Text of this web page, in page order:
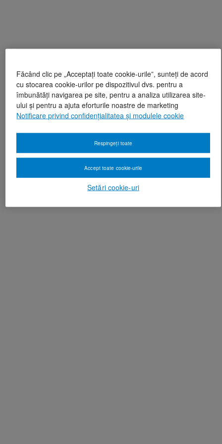
Făcând clic pe „Acceptați toate cookie-urile”, sunteți de acord
cu stocarea cookie-urilor pe dispozitivul dvs. pentru a
îmbunătăți navigarea pe site, pentru a analiza utilizarea site-
ului și pentru a ajuta eforturile noastre de marketing
Notificare privind confidențialitatea și modulele cookie
Setări cookie-uri
Respingeți toate
Accept toate cookie-urile